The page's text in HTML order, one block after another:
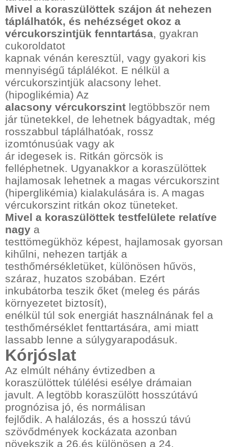
Mivel a koraszülöttek szájon át nehezen
táplálhatók, és nehézséget okoz a
vércukorszintjük fenntartása, gyakran
cukoroldatot
kapnak vénán keresztül, vagy gyakori kis
mennyiségű táplálékot. E nélkül a
vércukorszintjük alacsony lehet.
(hipoglikémia) Az
alacsony vércukorszint legtöbbször nem
jár tünetekkel, de lehetnek bágyadtak, még
rosszabbul táplálhatóak, rossz
izomtónusúak vagy ak
ár idegesek is. Ritkán görcsök is
felléphetnek. Ugyanakkor a koraszülöttek
hajlamosak lehetnek a magas vércukorszint
(hiperglikémia) kialakulására is. A magas
vércukorszint ritkán okoz tüneteket.
Mivel a koraszülöttek testfelülete relatíve
nagy a
testtömegükhöz képest, hajlamosak gyorsan
kihűlni, nehezen tartják a
testhőmérsékletüket, különösen hűvös,
száraz, huzatos szobában. Ezért
inkubátorba teszik őket (meleg és párás
környezetet biztosít),
enélkül túl sok energiát használnának fel a
testhőmérséklet fenttartására, ami miatt
lassabb lenne a súlygyarapodásuk.
Kórjóslat
Az elmúlt néhány évtizedben a
koraszülöttek túlélési esélye drámaian
javult. A legtöbb koraszülött hosszútávú
prognózisa jó, és normálisan
fejlődik. A halálozás, és a hosszú távú
szövődmények kockázata azonban
növekszik a 26.és különösen a 24.